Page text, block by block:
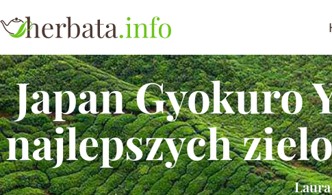
Japan Gyokuro
najlepszych